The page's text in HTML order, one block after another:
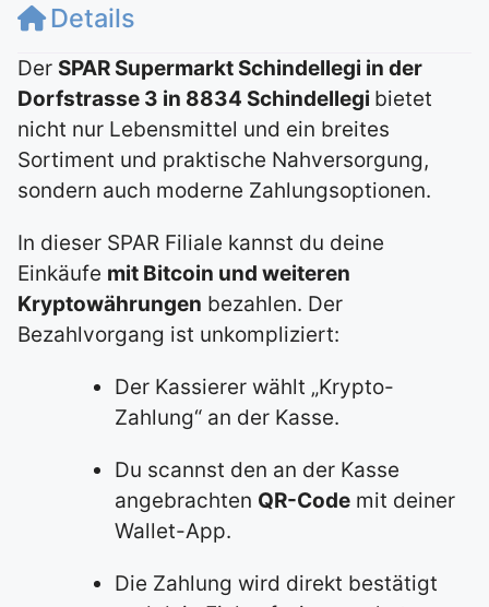
Details
Der SPAR Supermarkt Schindellegi in der
Dorfstrasse 3 in 8834 Schindellegi bietet
nicht nur Lebensmittel und ein breites
Sortiment und praktische Nahversorgung,
sondern auch moderne Zahlungsoptionen.
In dieser SPAR Filiale kannst du deine
Einkäufe mit Bitcoin und weiteren
Kryptowährungen bezahlen. Der
Bezahlvorgang ist unkompliziert:
Der Kassierer wählt „Krypto-
Zahlung“ an der Kasse.
Du scannst den an der Kasse
angebrachten QR-Code mit deiner
Wallet-App.
Die Zahlung wird direkt bestätigt